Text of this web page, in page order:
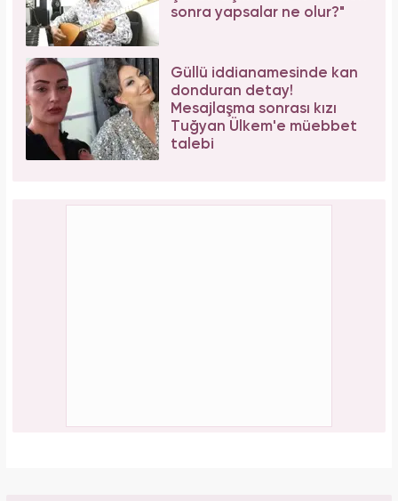
sonra yapsalar ne olur?"
Güllü iddianamesinde kan
donduran detay!
Mesajlaşma sonrası kızı
Tuğyan Ülkem'e müebbet
talebi